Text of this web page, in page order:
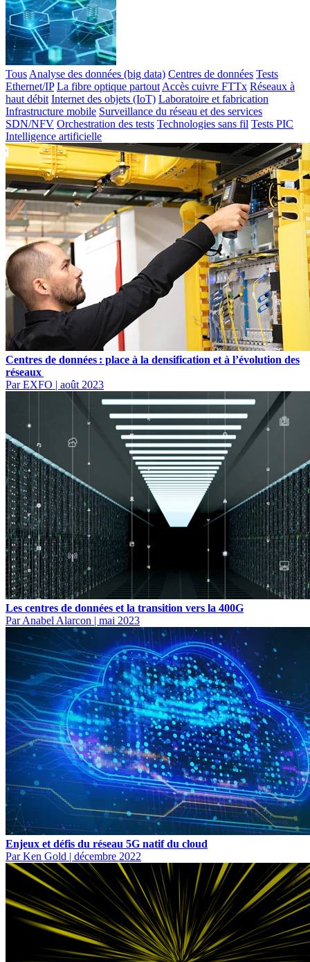
Tous Analyse des données (big data) Centres de données Tests
Ethernet/IP La fibre optique partout Accès cuivre FTTx Réseaux à
haut débit Internet des objets (IoT) Laboratoire et fabrication
Infrastructure mobile Surveillance du réseau et des services
SDN/NFV Orchestration des tests Technologies sans fil Tests PIC
Intelligence artificielle
Centres de données : place à la densification et à l’évolution des
réseaux
Par EXFO | août 2023
Les centres de données et la transition vers la 400G
Par Anabel Alarcon | mai 2023
Enjeux et défis du réseau 5G natif du cloud
Par Ken Gold | décembre 2022